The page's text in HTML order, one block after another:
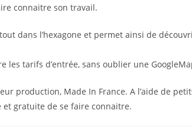
connaitre son travail.
dans l’hexagone et permet ainsi de
tarifs d’entrée, sans oublier une
production, Made In France. A l’aide de
gratuite de se faire connaitre.